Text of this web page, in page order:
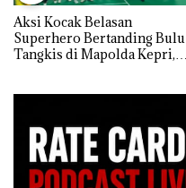
Aksi Kocak Belasan
Superhero Bertanding Bulu
Tangkis di Mapolda Kepri,